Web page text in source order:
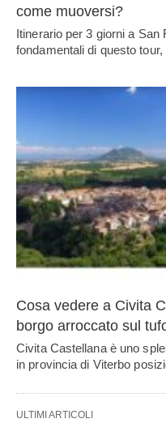
come muoversi?
Itinerario per 3 giorni a
fondamentali di questo
Cosa vedere a Civita
borgo arroccato sul
Civita Castellana è uno
in provincia di Viterbo
ULTIMI ARTICOLI